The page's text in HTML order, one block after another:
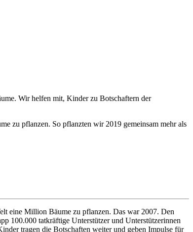
Wir helfen mit, Kinder zu Botschaftern der
zu pflanzen. So pflanzten wir 2019 gemeinsam mehr als
eine Million Bäume zu pflanzen. Das war 2007. Den
100.000 tatkräftige Unterstützer und Unterstützerinnen
tragen die Botschaften weiter und geben Impulse für